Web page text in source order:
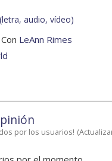
(letra, audio, vídeo)
LeAnn Rimes
por los usuarios! (